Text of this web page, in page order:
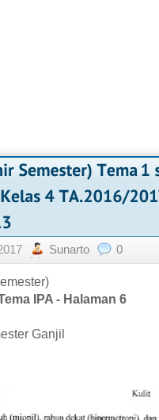
Sunarto 0
IPA - Halaman 6
Ganjil